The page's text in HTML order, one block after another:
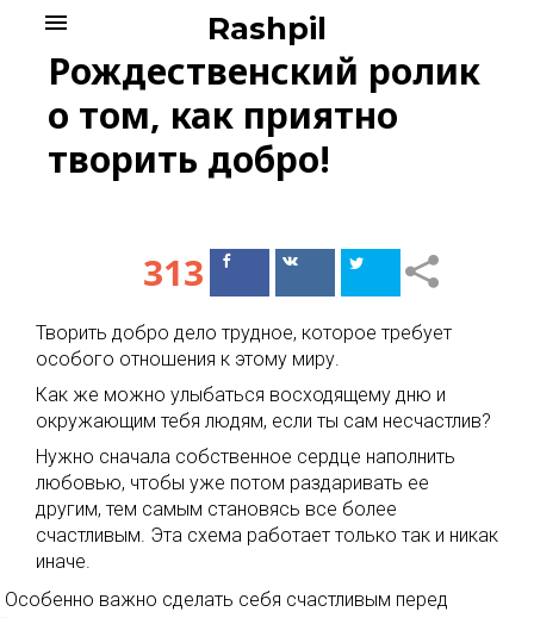
content
Rashpil
menu
Рождественский ролик
о том, как приятно
творить добро!
313
ПоделитьсяПоделиться
Творить добро дело трудное, которое требует
особого отношения к этому миру.
Как же можно улыбаться восходящему дню и
окружающим тебя людям, если ты сам несчастлив?
Нужно сначала собственное сердце наполнить
любовью, чтобы уже потом раздаривать ее
другим, тем самым становясь все более
счастливым. Эта схема работает только так и никак
иначе.
Особенно важно сделать себя счастливым перед